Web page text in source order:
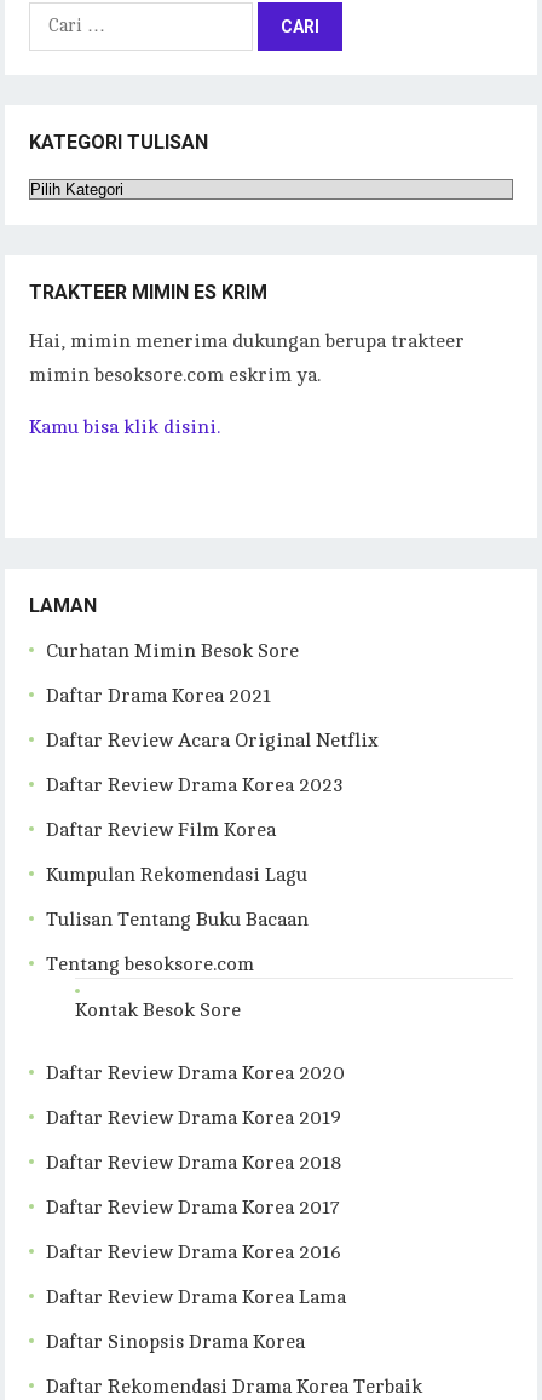
Cari
KATEGORI TULISAN
Kategori
TRAKTEER MIMIN ES KRIM
Hai, mimin menerima dukungan berupa trakteer
mimin besoksore.com eskrim ya.
Kamu bisa klik disini.
LAMAN
Curhatan Mimin Besok Sore
Daftar Drama Korea 2021
Daftar Review Acara Original Netflix
Daftar Review Drama Korea 2023
Daftar Review Film Korea
Kumpulan Rekomendasi Lagu
Tulisan Tentang Buku Bacaan
Tentang besoksore.com
Kontak Besok Sore
Daftar Review Drama Korea 2020
Daftar Review Drama Korea 2019
Daftar Review Drama Korea 2018
Daftar Review Drama Korea 2017
Daftar Review Drama Korea 2016
Daftar Review Drama Korea Lama
Daftar Sinopsis Drama Korea
Daftar Rekomendasi Drama Korea Terbaik